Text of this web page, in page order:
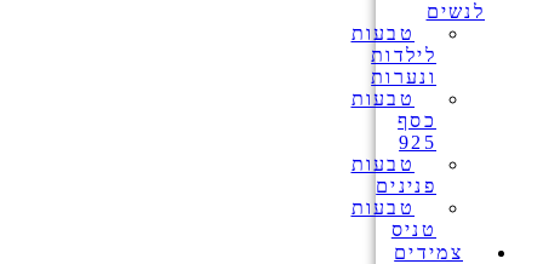
לנשים
טבעות
לילדות
ונערות
טבעות
כסף
925
טבעות
פנינים
טבעות
טניס
צמידים